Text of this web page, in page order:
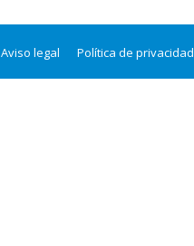
Aviso legal Política de privacidad